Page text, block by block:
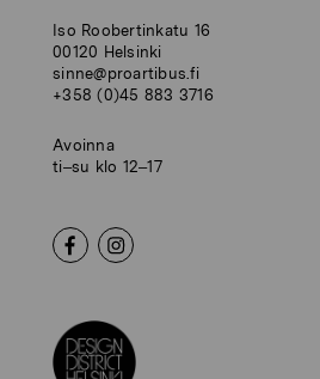
Iso Roobertinkatu 16
00120 Helsinki
sinne@proartibus.fi
+358 (0)45 883 3716
Avoinna
ti–su klo 12–17